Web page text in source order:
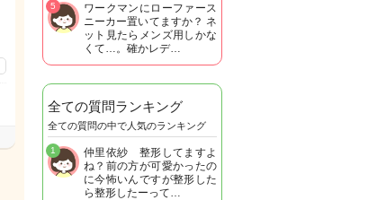
ワークマンにローファース
ニーカー置いてますか？ ネ
ット見たらメンズ用しかな
くて…。確かレデ…
5
全ての質問ランキング
全ての質問の中で人気のランキング
仲里依紗 整形してますよ
ね？前の方が可愛かったの
に今怖いんですが整形した
ら整形したーって…
1